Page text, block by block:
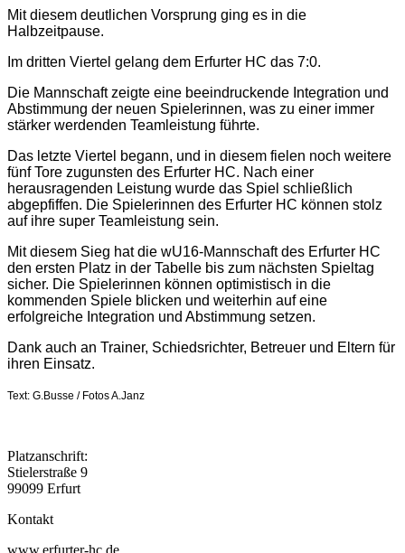
Mit diesem deutlichen Vorsprung ging es in die
Halbzeitpause.
Im dritten Viertel gelang dem Erfurter HC das 7:0.
Die Mannschaft zeigte eine beeindruckende Integration und
Abstimmung der neuen Spielerinnen, was zu einer immer
stärker werdenden Teamleistung führte.
Das letzte Viertel begann, und in diesem fielen noch weitere
fünf Tore zugunsten des Erfurter HC. Nach einer
herausragenden Leistung wurde das Spiel schließlich
abgepfiffen. Die Spielerinnen des Erfurter HC können stolz
auf ihre super Teamleistung sein.
Mit diesem Sieg hat die wU16-Mannschaft des Erfurter HC
den ersten Platz in der Tabelle bis zum nächsten Spieltag
sicher. Die Spielerinnen können optimistisch in die
kommenden Spiele blicken und weiterhin auf eine
erfolgreiche Integration und Abstimmung setzen.
Dank auch an Trainer, Schiedsrichter, Betreuer und Eltern für
ihren Einsatz.
Text: G.Busse / Fotos A.Janz
Platzanschrift:
Stielerstraße 9
99099 Erfurt
Kontakt
www.erfurter-hc.de